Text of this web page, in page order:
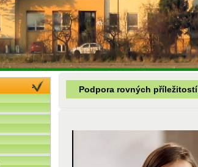
Podpora rovných příležitostí